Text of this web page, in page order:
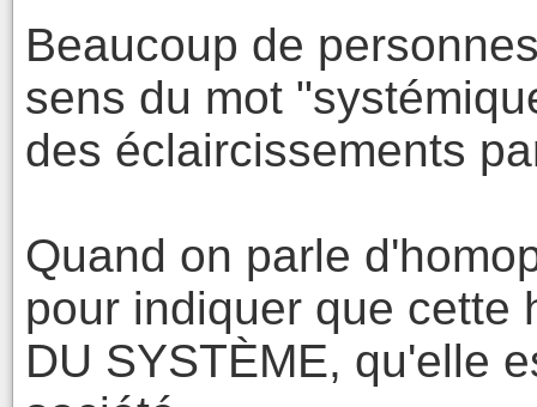
Beaucoup de
sens du mot
des éclaircissements
Quand on parle
pour indiquer que cette
DU SYSTÈME, qu'elle